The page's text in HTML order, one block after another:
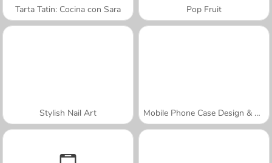
Tarta Tatin: Cocina con Sara Pop Fruit
Stylish Nail Art Mobile Phone Case Design & DIY